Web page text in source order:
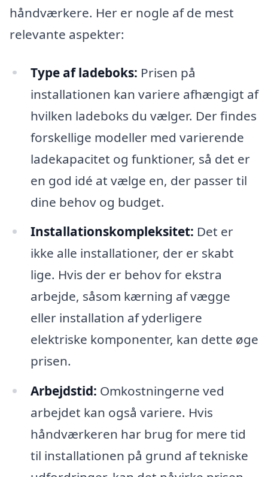
håndværkere. Her er nogle af de mest
relevante aspekter:
Type af ladeboks: Prisen på
installationen kan variere afhængigt af
hvilken ladeboks du vælger. Der findes
forskellige modeller med varierende
ladekapacitet og funktioner, så det er
en god idé at vælge en, der passer til
dine behov og budget.
Installationskompleksitet: Det er
ikke alle installationer, der er skabt
lige. Hvis der er behov for ekstra
arbejde, såsom kærning af vægge
eller installation af yderligere
elektriske komponenter, kan dette øge
prisen.
Arbejdstid: Omkostningerne ved
arbejdet kan også variere. Hvis
håndværkeren har brug for mere tid
til installationen på grund af tekniske